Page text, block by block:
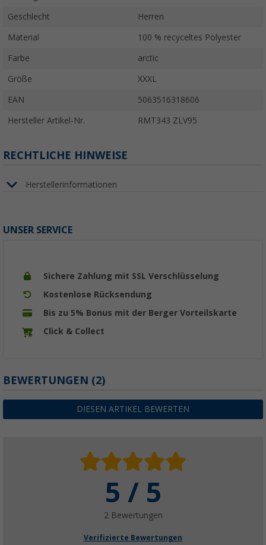
Geschlecht Herren
Material 100 % recyceltes Polyester
Farbe arctic
Größe XXXL
EAN 5063516318606
Hersteller Artikel-Nr. RMT343 ZLV95
RECHTLICHE HINWEISE
Herstellerinformationen
UNSER SERVICE
Sichere Zahlung mit SSL Verschlüsselung
Kostenlose Rücksendung
Bis zu 5% Bonus mit der Berger Vorteilskarte
Click & Collect
BEWERTUNGEN (2)
DIESEN ARTIKEL BEWERTEN
5 / 5
2 Bewertungen
Verifizierte Bewertungen